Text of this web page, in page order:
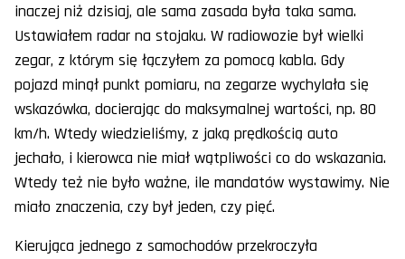
inaczej niż dzisiaj, ale sama zasada była taka sama.
Ustawiałem radar na stojaku. W radiowozie był wielki
zegar, z którym się łączyłem za pomocą kabla. Gdy
pojazd minął punkt pomiaru, na zegarze wychylała się
wskazówka, docierając do maksymalnej wartości, np. 80
km/h. Wtedy wiedzieliśmy, z jaką prędkością auto
jechało, i kierowca nie miał wątpliwości co do wskazania.
Wtedy też nie było ważne, ile mandatów wystawimy. Nie
miało znaczenia, czy był jeden, czy pięć.
Kierująca jednego z samochodów przekroczyła